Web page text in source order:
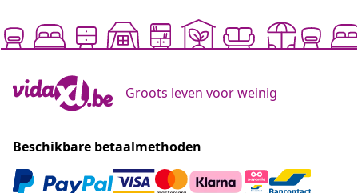
Groots leven voor weinig
Beschikbare betaalmethoden